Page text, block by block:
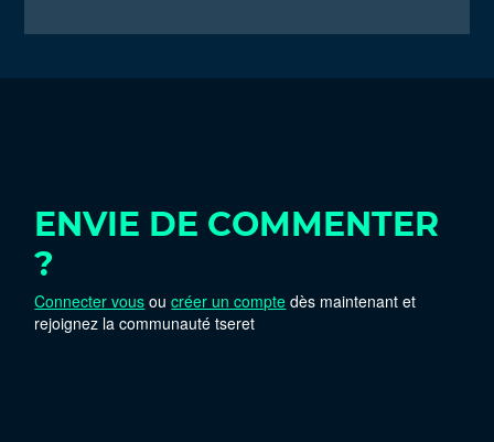
ENVIE DE COMMENTER
?
Connecter vous oucréer un compte dès maintenant et
rejoignez la communauté tseret